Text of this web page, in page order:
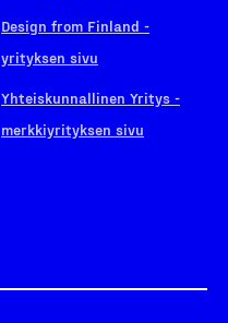
Design from Finland -
yrityksen sivu
Yhteiskunnallinen Yritys -
merkkiyrityksen sivu